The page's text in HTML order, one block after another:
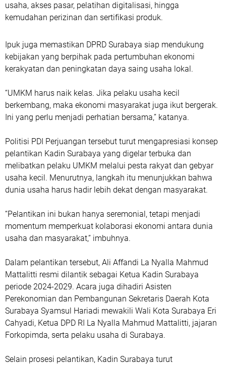
usaha, akses pasar, pelatihan digitalisasi, hingga
kemudahan perizinan dan sertifikasi produk.
Ipuk juga memastikan DPRD Surabaya siap mendukung
kebijakan yang berpihak pada pertumbuhan ekonomi
kerakyatan dan peningkatan daya saing usaha lokal.
“UMKM harus naik kelas. Jika pelaku usaha kecil
berkembang, maka ekonomi masyarakat juga ikut bergerak.
Ini yang perlu menjadi perhatian bersama,” katanya.
Politisi PDI Perjuangan tersebut turut mengapresiasi konsep
pelantikan Kadin Surabaya yang digelar terbuka dan
melibatkan pelaku UMKM melalui pesta rakyat dan gebyar
usaha kecil. Menurutnya, langkah itu menunjukkan bahwa
dunia usaha harus hadir lebih dekat dengan masyarakat.
“Pelantikan ini bukan hanya seremonial, tetapi menjadi
momentum memperkuat kolaborasi ekonomi antara dunia
usaha dan masyarakat,” imbuhnya.
Dalam pelantikan tersebut, Ali Affandi La Nyalla Mahmud
Mattalitti resmi dilantik sebagai Ketua Kadin Surabaya
periode 2024-2029. Acara juga dihadiri Asisten
Perekonomian dan Pembangunan Sekretaris Daerah Kota
Surabaya Syamsul Hariadi mewakili Wali Kota Surabaya Eri
Cahyadi, Ketua DPD RI La Nyalla Mahmud Mattalitti, jajaran
Forkopimda, serta pelaku usaha di Surabaya.
Selain prosesi pelantikan, Kadin Surabaya turut